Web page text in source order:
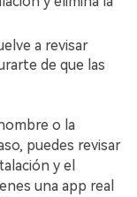
a revisar
de que las
o la
puedes revisar
y el
una app real